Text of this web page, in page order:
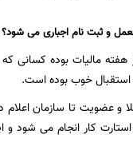
و ثبت نام اجباری می شود؟
استقبال خوب بوده است.
و عضویت تا سازمان
کار انجام می شود